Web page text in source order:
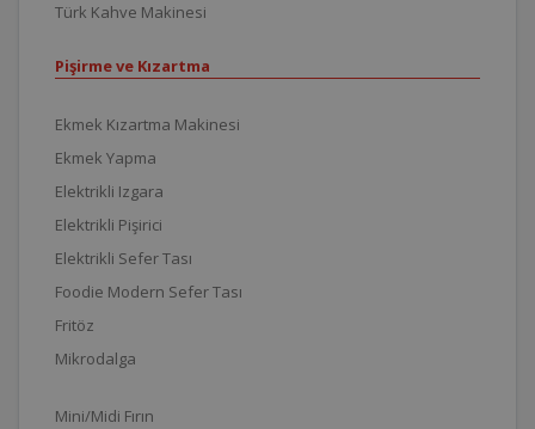
Türk Kahve Makinesi
Pişirme ve Kızartma
Ekmek Kızartma Makinesi
Ekmek Yapma
Elektrikli Izgara
Elektrikli Pişirici
Elektrikli Sefer Tası
Foodie Modern Sefer Tası
Fritöz
Mikrodalga
Mini/Midi Fırın